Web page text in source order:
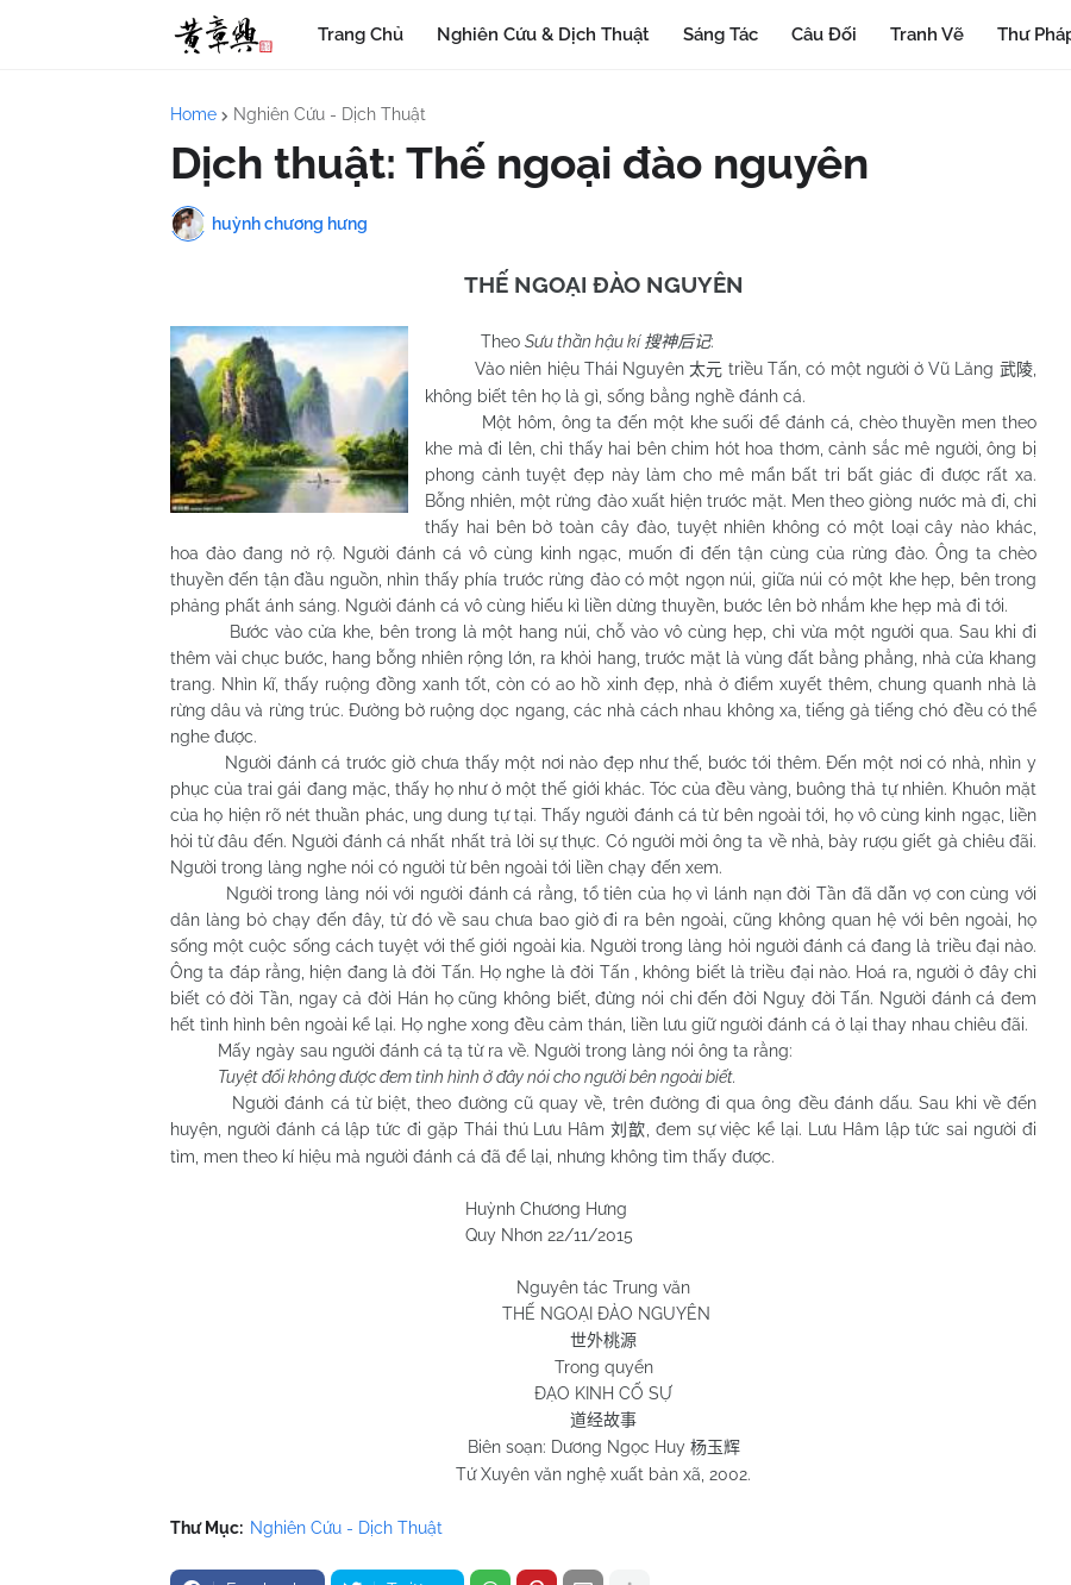
Trang Chủ Nghiên Cứu & Dịch Thuật Sáng Tác Câu Đối Tranh Vẽ Thư
Home Nghiên Cứu - Dịch Thuật
Dịch thuật: Thế ngoại đào nguyên
huỳnh chương hưng
THẾ NGOẠI ĐÀO NGUYÊN
Theo Sưu thần hậu kí 搜神后记:
Vào niên hiệu Thái Nguyên太元 triều Tấn, có một người ở Vũ Lăng 武陵
không biết tên họ là gì, sống bằng nghề đánh cá.
Một hôm, ông ta đến một khe suối để đánh cá, chèo thuyền men theo
khe mà đi lên, chỉ thấy hai bên chim hót hoa thơm, cảnh sắc mê người, ông bị
phong cảnh tuyệt đẹp này làm cho mê mẩn bất tri bất giác đi được rất xa.
Bỗng nhiên, một rừng đào xuất hiện trước mặt. Men theo giòng nước mà đi, chỉ
thấy hai bên bờ toàn cây đào, tuyệt nhiên không có một loại cây nào khác,
hoa đào đang nở rộ. Người đánh cá vô cùng kinh ngạc, muốn đi đến tận cùng của rừng đào. Ông ta chèo
thuyền đến tận đầu nguồn, nhìn thấy phía trước rừng đào có một ngọn núi, giữa núi có một khe hẹp, bên trong
phảng phất ánh sáng. Người đánh cá vô cùng hiếu kì liền dừng thuyền, bước lên bờ nhắm khe hẹp mà đi tới.
Bước vào cửa khe, bên trong là một hang núi, chỗ vào vô cùng hẹp, chỉ vừa một người qua. Sau khi đi
thêm vài chục bước, hang bỗng nhiên rộng lớn, ra khỏi hang, trước mặt là vùng đất bằng phẳng, nhà cửa khang
trang. Nhìn kĩ, thấy ruộng đồng xanh tốt, còn có ao hồ xinh đẹp, nhà ở điểm xuyết thêm, chung quanh nhà là
rừng dâu và rừng trúc. Đường bờ ruộng dọc ngang, các nhà cách nhau không xa, tiếng gà tiếng chó đều có thể
nghe được.
Người đánh cá trước giờ chưa thấy một nơi nào đẹp như thế, bước tới thêm. Đến một nơi có nhà, nhìn y
phục của trai gái đang mặc, thấy họ như ở một thế giới khác. Tóc của đều vàng, buông thả tự nhiên. Khuôn mặt
của họ hiện rõ nét thuần phác, ung dung tự tại. Thấy người đánh cá từ bên ngoài tới, họ vô cùng kinh ngạc, liền
hỏi từ đâu đến. Người đánh cá nhất nhất trả lời sự thực. Có người mời ông ta về nhà, bày rượu giết gà chiêu đãi.
Người trong làng nghe nói có người từ bên ngoài tới liền chạy đến xem.
Người trong làng nói với người đánh cá rằng, tổ tiên của họ vì lánh nạn đời Tần đã dẫn vợ con cùng với
dân làng bỏ chạy đến đây, từ đó về sau chưa bao giờ đi ra bên ngoài, cũng không quan hệ với bên ngoài, họ
sống một cuộc sống cách tuyệt với thế giới ngoài kia. Người trong làng hỏi người đánh cá đang là triều đại nào.
Ông ta đáp rằng, hiện đang là đời Tấn. Họ nghe là đời Tấn , không biết là triều đại nào. Hoá ra, người ở đây chỉ
biết có đời Tần, ngay cả đời Hán họ cũng không biết, đừng nói chi đến đời Nguỵ đời Tấn. Người đánh cá đem
hết tình hình bên ngoài kể lại. Họ nghe xong đều cảm thán, liền lưu giữ người đánh cá ở lại thay nhau chiêu đãi.
Mấy ngày sau người đánh cá tạ từ ra về. Người trong làng nói ông ta rằng:
Tuyệt đối không được đem tình hình ở đây nói cho người bên ngoài biết.
Người đánh cá từ biệt, theo đường cũ quay về, trên đường đi qua ông đều đánh dấu. Sau khi về đến
huyện, người đánh cá lập tức đi gặp Thái thú Lưu Hâm刘歆 , đem sự việc kể lại. Lưu Hâm lập tức sai người đi
tìm, men theo kí hiệu mà người đánh cá đã để lại, nhưng không tìm thấy được.
Huỳnh Chương Hưng
Quy Nhơn 22/11/2015
Nguyên tác Trung văn
THẾ NGOẠI ĐÀO NGUYÊN
世外桃源
Trong quyển
ĐẠO KINH CỐ SỰ
道经故事
Biên soạn: Dương Ngọc Huy 杨玉辉
Tứ Xuyên văn nghệ xuất bản xã, 2002.
Thư Mục: Nghiên Cứu - Dịch Thuật